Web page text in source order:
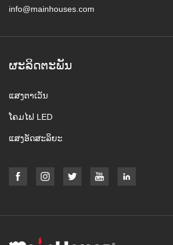
info@mainhouses.com
ຜະລິດຕະພັນ
ແສງຕາເວັນ
ໂຄມໄຟ LED
ແສງອັດສະລິຍະ